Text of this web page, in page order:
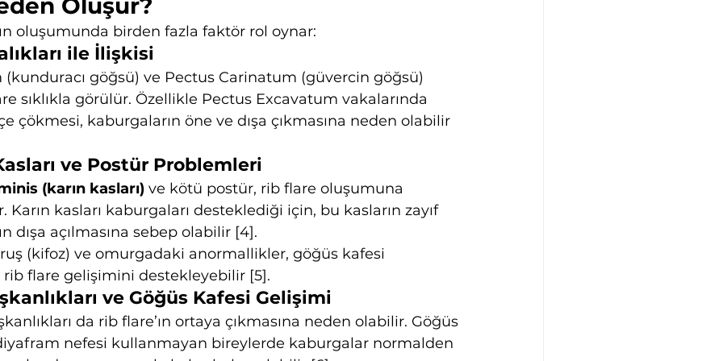
Oluşur?
oluşumunda birden fazla faktör rol oynar:
ile İlişkisi
göğsü) ve Pectus Carinatum (güvercin göğsü)
sıklıkla görülür. Özellikle Pectus Excavatum vakalarında
çökmesi, kaburgaların öne ve dışa çıkmasına neden olabilir
ve Postür Problemleri
(karın kasları) ve kötü postür, rib flare oluşumuna
kasları kaburgaları desteklediği için, bu kasların zayıf
dışa açılmasına sebep olabilir [4].
(kifoz) ve omurgadaki anormallikler, göğüs kafesi
flare gelişimini destekleyebilir [5].
ve Göğüs Kafesi Gelişimi
da rib flare’ın ortaya çıkmasına neden olabilir. Göğüs
nefesi kullanmayan bireylerde kaburgalar normalden